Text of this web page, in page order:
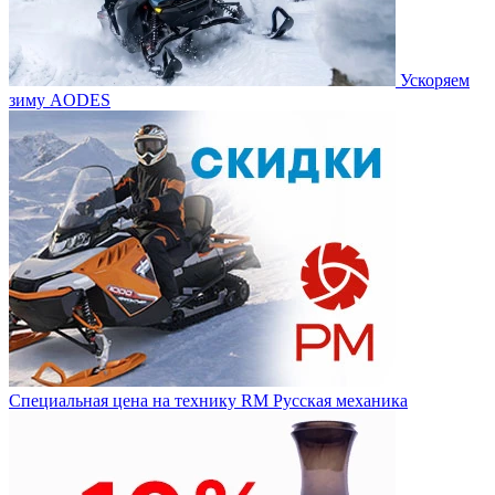
Ускоряем
зиму AODES
Специальная цена на технику RM Русская механика